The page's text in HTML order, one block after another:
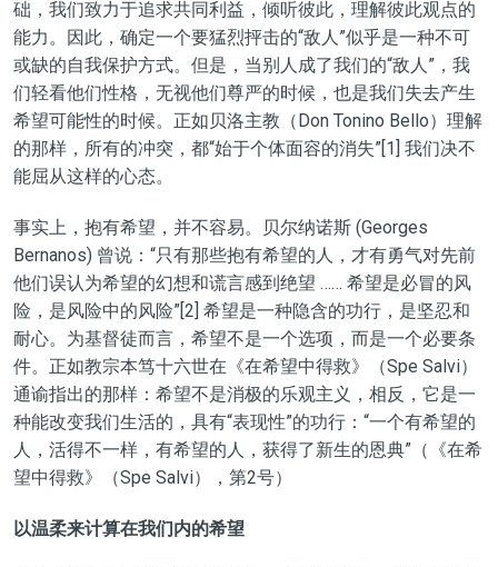
础，我们致力于追求共同利益，倾听彼此，理解彼此观点的
能力。因此，确定一个要猛烈抨击的“敌人”似乎是一种不可
或缺的自我保护方式。但是，当别人成了我们的“敌人”，我
们轻看他们性格，无视他们尊严的时候，也是我们失去产生
希望可能性的时候。正如贝洛主教（Don Tonino Bello）理解
的那样，所有的冲突，都“始于个体面容的消失”[1] 我们决不
能屈从这样的心态。
事实上，抱有希望，并不容易。贝尔纳诺斯 (Georges
Bernanos) 曾说：“只有那些抱有希望的人，才有勇气对先前
他们误认为希望的幻想和谎言感到绝望 …… 希望是必冒的风
险，是风险中的风险”[2] 希望是一种隐含的功行，是坚忍和
耐心。为基督徒而言，希望不是一个选项，而是一个必要条
件。正如教宗本笃十六世在《在希望中得救》（Spe Salvi）
通谕指出的那样：希望不是消极的乐观主义，相反，它是一
种能改变我们生活的，具有“表现性”的功行：“一个有希望的
人，活得不一样，有希望的人，获得了新生的恩典”（《在希
望中得救》（Spe Salvi），第2号）
以温柔来计算在我们内的希望